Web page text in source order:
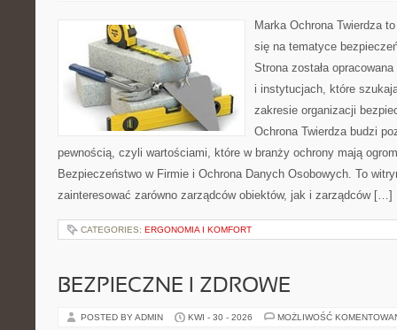
Marka Ochrona Twierdza
się na tematyce
Strona została
i instytucjach, które
zakresie organizacji
Ochrona Twierdza budzi
pewnością, czyli wartościami, które w branży ochrony mają
Bezpieczeństwo w Firmie i Ochrona Danych Osobowych. To
zainteresować zarówno zarządców obiektów, jak i zarządców […]
CATEGORIES: ERGONOMIA I KOMFORT
BEZPIECZNE I ZDROWE
POSTED BY ADMIN KWI - 30 - 2026 MOŻLIWOŚĆ